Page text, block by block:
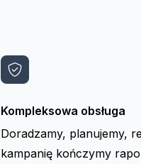
Kompleksowa obsługa
Doradzamy, planujemy,
kampanię kończymy